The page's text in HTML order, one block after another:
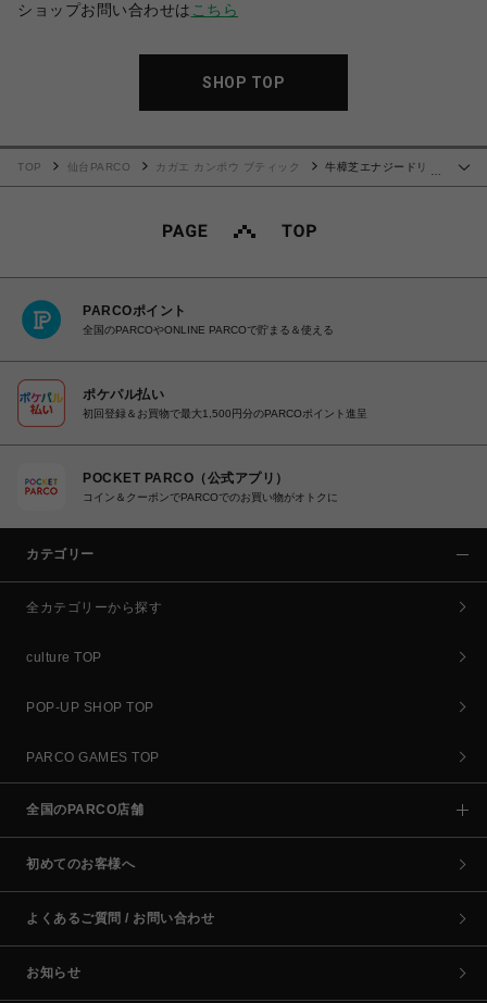
ショップお問い合わせは こちら
SHOP TOP
…
TOP 仙台PARCO カガエ カンポウ ブティック
牛樟芝エナジードリン
PARCOポイント
全国のPARCOやONLINE PARCOで貯まる＆使える
ポケパル払い
初回登録＆お買物で最大1,500円分のPARCOポイント進呈
POCKET PARCO（公式アプリ）
コイン＆クーポンでPARCOでのお買い物がオトクに
カテゴリー
全カテゴリーから探す
culture TOP
POP-UP SHOP TOP
PARCO GAMES TOP
全国のPARCO店舗
初めてのお客様へ
よくあるご質問 / お問い合わせ
お知らせ